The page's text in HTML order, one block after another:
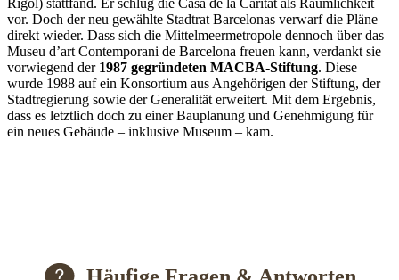
vor. Doch der neu gewählte Stadtrat Barcelonas verwarf die Pläne
direkt wieder. Dass sich die Mittelmeermetropole dennoch über das
Museu d’art Contemporani de Barcelona freuen kann, verdankt sie
vorwiegend der 1987 gegründeten MACBA-Stiftung. Diese
wurde 1988 auf ein Konsortium aus Angehörigen der Stiftung, der
Stadtregierung sowie der Generalität erweitert. Mit dem Ergebnis,
dass es letztlich doch zu einer Bauplanung und Genehmigung für
ein neues Gebäude – inklusive Museum – kam.